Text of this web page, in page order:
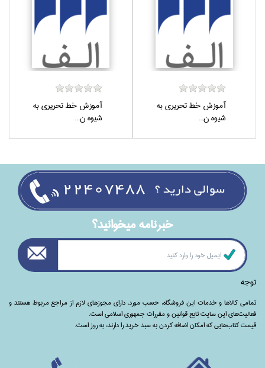
آموزش خط تحريري به
شيوه ن...
آموزش خط تحريري به
شيوه ن...
خبرنامه ميخوانيد؟
توجه
تمامی‌ کالاها و خدمات این فروشگاه، حسب مورد،‌ دارای مجوزهای لازم از مراجع مربوط هستند ‌و‌‌
فعالیت‌های این سایت تابع قوانین و مقررات جمهوری اسلامی است.
قیمت کتاب‌هایی که امکان اضافه کردن به سبد خرید را دارند،‌ به روز است.